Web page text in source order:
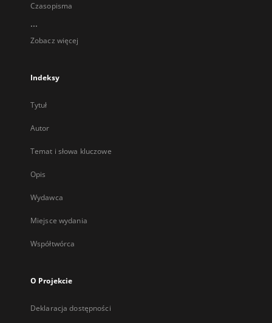
Czasopisma
...
Zobacz więcej
Indeksy
Tytuł
Autor
Temat i słowa kluczowe
Opis
Wydawca
Miejsce wydania
Współtwórca
O Projekcie
Deklaracja dostępności